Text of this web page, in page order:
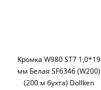
Кромка W980 ST7 1,0*19
мм Белая SF6346 (W200)
(200 м бухта) Dollken